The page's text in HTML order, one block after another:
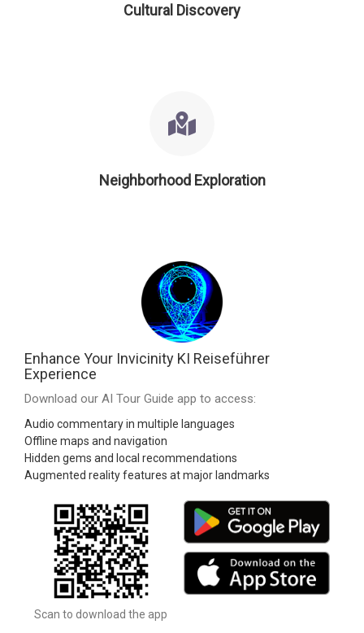
Cultural Discovery
Neighborhood Exploration
Enhance Your Invicinity KI Reiseführer
Experience
Download our AI Tour Guide app to access:
Audio commentary in multiple languages
Offline maps and navigation
Hidden gems and local recommendations
Augmented reality features at major landmarks
Scan to download the app